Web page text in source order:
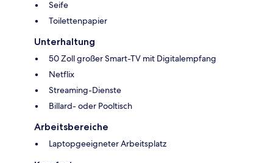
Seife
Toilettenpapier
Unterhaltung
50 Zoll großer Smart-TV mit Digitalempfang
Netflix
Streaming-Dienste
Billard- oder Pooltisch
Arbeitsbereiche
Laptopgeeigneter Arbeitsplatz